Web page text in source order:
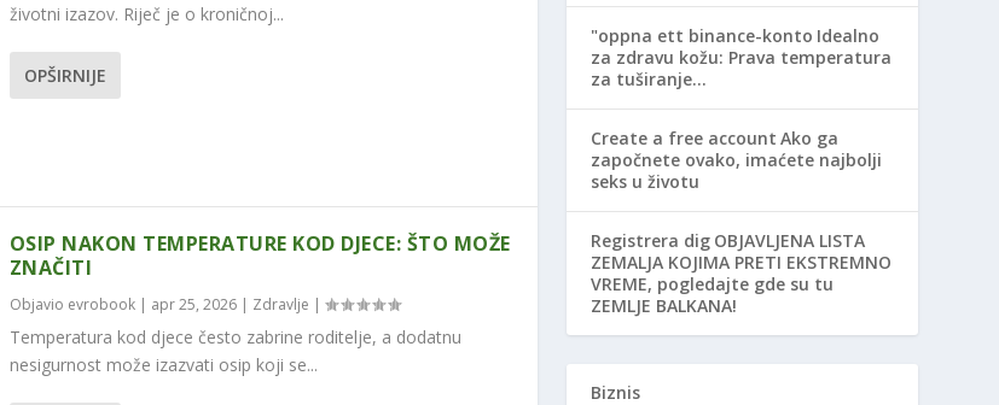
životni izazov. Riječ je o kroničnoj...
OPŠIRNIJE
OSIP NAKON TEMPERATURE KOD DJECE: ŠTO MOŽE
ZNAČITI
Objavio evrobook| apr 25, 2026| Zdravlje |
Temperatura kod djece često zabrine roditelje, a dodatnu
nesigurnost može izazvati osip koji se...
"oppna ett binance-konto Idealno
za zdravu kožu: Prava temperatura
za tuširanje…
Create a free account Ako ga
započnete ovako, imaćete najbolji
seks u životu
Registrera dig OBJAVLJENA LISTA
ZEMALJA KOJIMA PRETI EKSTREMNO
VREME, pogledajte gde su tu
ZEMLJE BALKANA!
Biznis